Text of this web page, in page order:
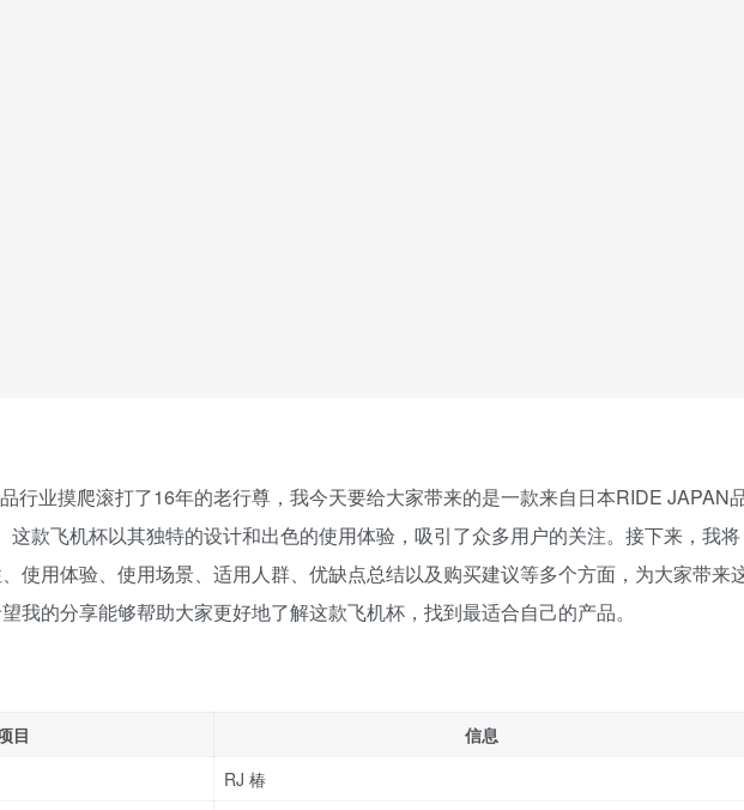
行业摸爬滚打了16年的老行尊，我今天要给大家带来的是一款来自日本RIDE JAPAN
款飞机杯以其独特的设计和出色的使用体验，吸引了众多用户的关注。接下来，我将
使用体验、使用场景、适用人群、优缺点总结以及购买建议等多个方面，为大家带来
我的分享能够帮助大家更好地了解这款飞机杯，找到最适合自己的产品。
目
信息
RJ 椿